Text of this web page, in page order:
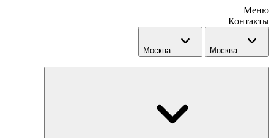
Меню
Контакты
Москва Москва